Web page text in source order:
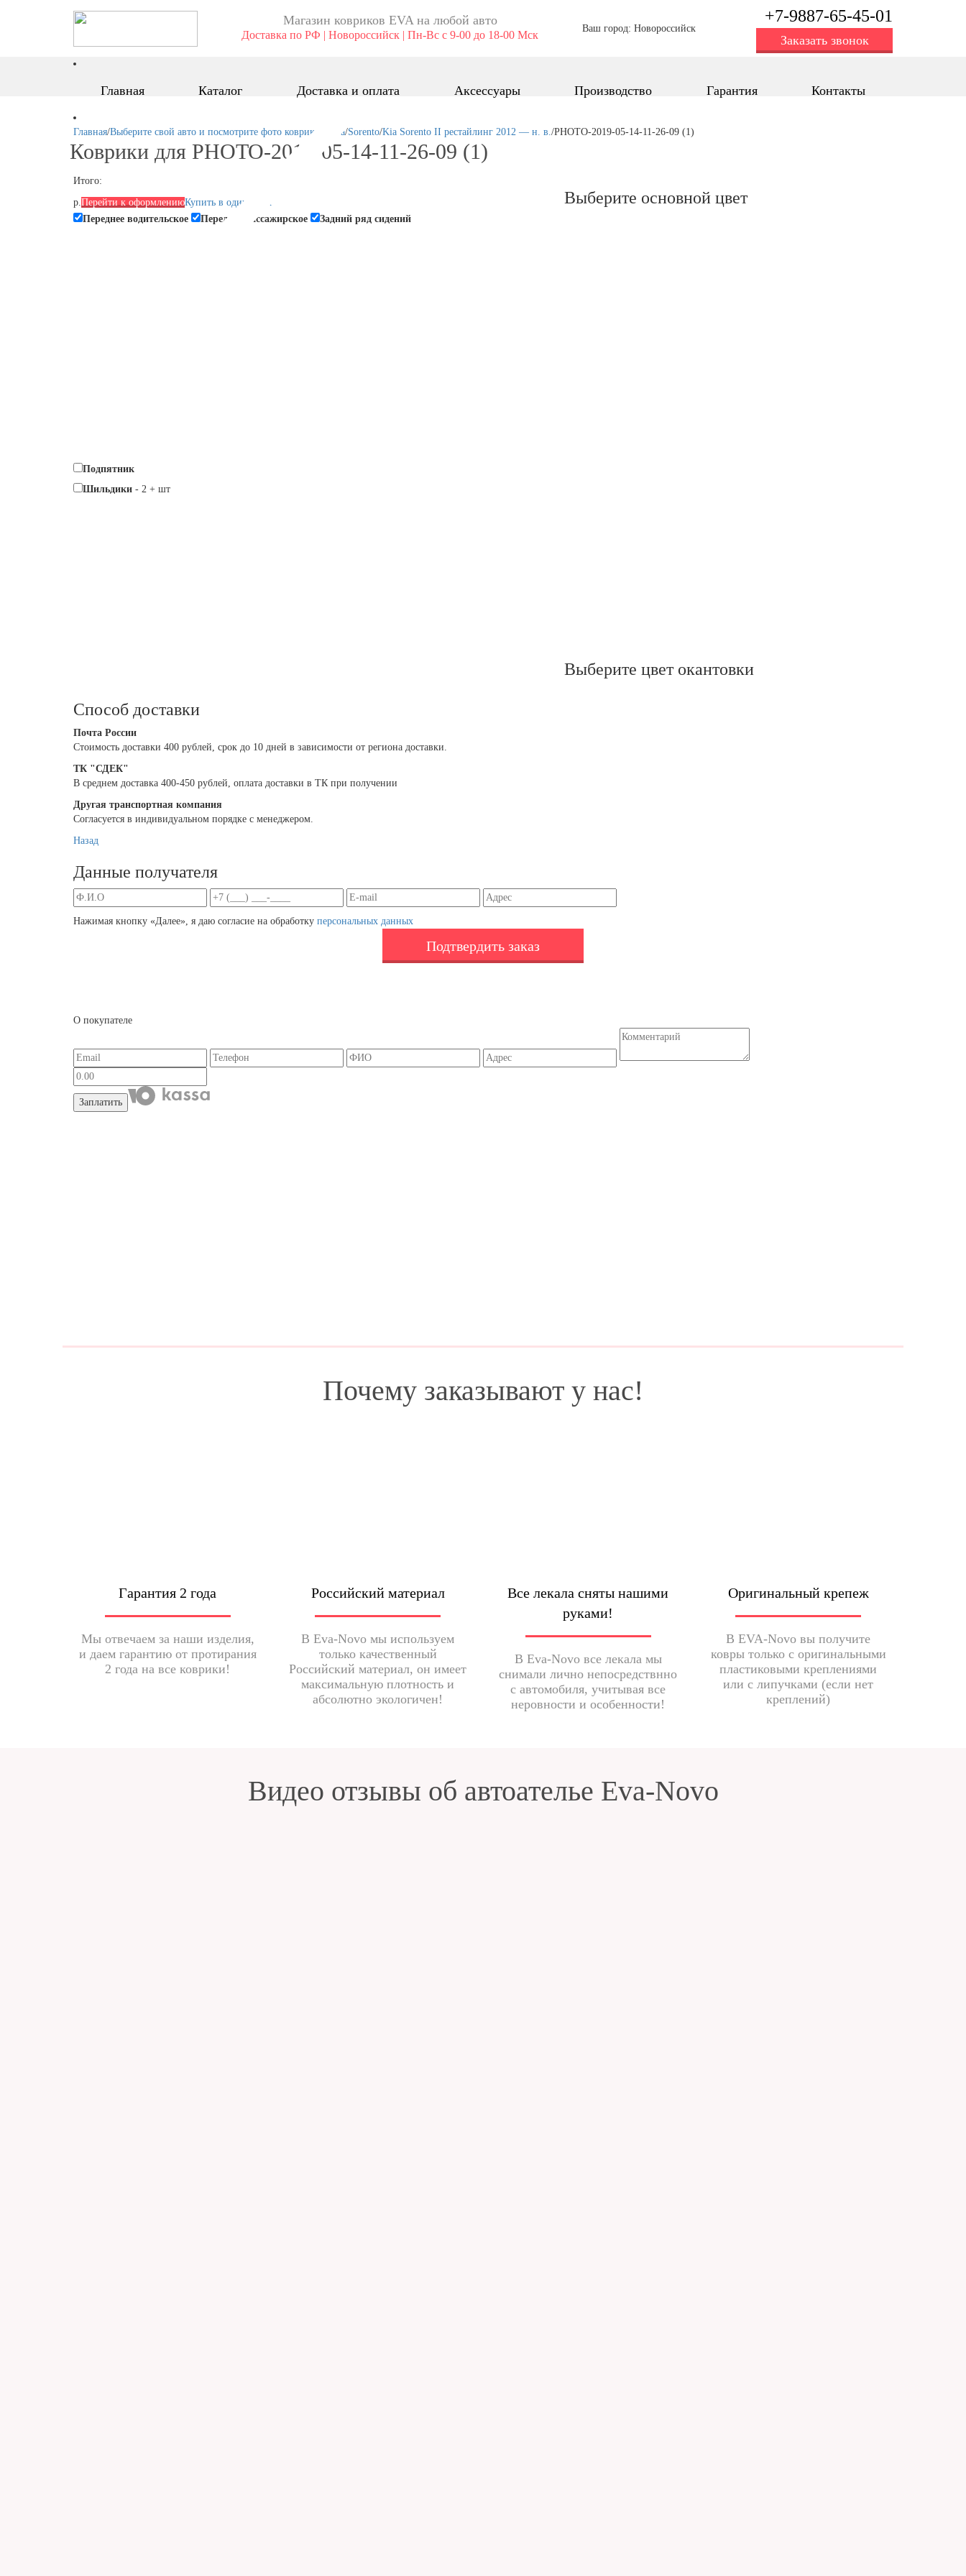
Магазин ковриков EVA ​на любой авто
Доставка по РФ | Новороссийск | Пн-Вс с 9-00 до 18-00 Мск
Ваш город: Новороссийск
+7-9887-65-45-01
Заказать звонок
Главная Каталог Доставка и оплата Аксессуары Производство Гарантия Контакты
Главная/Выберите свой авто и посмотрите фото ковриков! Kia/Sorento/Kia Sorento II рестайлинг 2012 — н. в./PHOTO-2019-05-14-11-26-09 (1)
Коврики для PHOTO-2019-05-14-11-26-09 (1)
Итого:
р.Перейти к оформлениюКупить в один клик
Переднее водительское
Переднее пассажирское Задний ряд сидений
Подпятник
Шильдики - 2 + шт
Выберите oсновной цвет
Выберите цвет окантовки
Способ доставки
Почта России
Cтоимость доставки 400 рублей, срок до 10 дней в зависимости от региона доставки.
ТК "СДЕК"
В среднем доставка 400-450 рублей, оплата доставки в ТК при получении
Другая транспортная компания
Согласуется в индивидуальном порядке с менеджером.
Назад
Данные получателя
Нажимая кнопку «Далее», я даю согласие на обработку персональных данных
Подтвердить заказ
О покупателе
Заплатить
Почему заказывают у нас!
Гарантия 2 года
Мы отвечаем за наши изделия,
и даем гарантию от протирания
2 года на все коврики!
Российский материал
В Eva-Novo мы используем
только качественный
Российский материал, он имеет
максимальную плотность и
абсолютно экологичен!
Все лекала сняты нашими
руками!
В Eva-Novo все лекала мы
снимали лично непосредствнно
с автомобиля, учитывая все
неровности и особенности!
Оригинальный крепеж
В EVA-Novo вы получите
ковры только с оригинальными
пластиковыми креплениями
или с липучками (если нет
креплений)
Видео отзывы об автоателье Eva-Novo